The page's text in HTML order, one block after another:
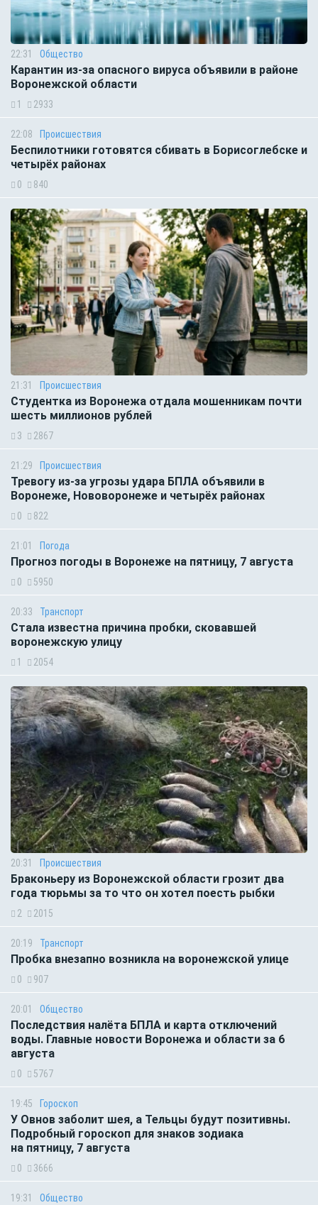
22:31 Общество
Карантин из-за опасного вируса объявили в районе
Воронежской области
1 2933
22:08 Происшествия
Беспилотники готовятся сбивать в Борисоглебске и
четырёх районах
0 840
21:31 Происшествия
Студентка из Воронежа отдала мошенникам почти
шесть миллионов рублей
3 2867
21:29 Происшествия
Тревогу из-за угрозы удара БПЛА объявили в
Воронеже, Нововоронеже и четырёх районах
0 822
21:01 Погода
Прогноз погоды в Воронеже на пятницу, 7 августа
0 5950
20:33 Транспорт
Стала известна причина пробки, сковавшей
воронежскую улицу
1 2054
20:31 Происшествия
Браконьеру из Воронежской области грозит два
года тюрьмы за то что он хотел поесть рыбки
2 2015
20:19 Транспорт
Пробка внезапно возникла на воронежской улице
0 907
20:01 Общество
Последствия налёта БПЛА и карта отключений
воды. Главные новости Воронежа и области за 6
августа
0 5767
19:45 Гороскоп
У Овнов заболит шея, а Тельцы будут позитивны.
Подробный гороскоп для знаков зодиака
на пятницу, 7 августа
0 3666
19:31 Общество